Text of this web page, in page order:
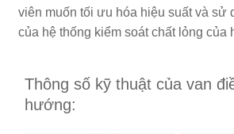
viên muốn tối ưu hóa hiệu suất và sử
của hệ thống kiểm soát chất lỏng của
Thông số kỹ thuật của van
hướng: